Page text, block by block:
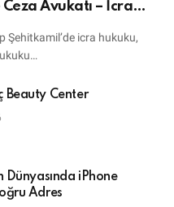
Avukatı – İcra
Şehitkamil’de icra hukuku,
Beauty Center
Dünyasında iPhone
Adres